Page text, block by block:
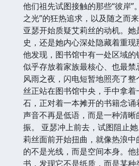
他们祖先试图接触的那些“彼岸”
之光”的狂热追求，以及随之而
亚瑟开始质疑艾莉丝的动机。
史，还是她内心深处隐藏着重现
他发现，图书馆中有一处区域
似乎存放着家族最核心、也最
风雨之夜，闪电短暂地照亮了
丝正站在图书馆中央，手中拿
石，正对着一本摊开的书籍念
声音不再是低语，而是一种清
振。 亚瑟冲上前去，试图阻止
莉丝面前开始扭曲，就像热浪
的不是光线，而是空间本身。
书，发现它不是纸质，而是某